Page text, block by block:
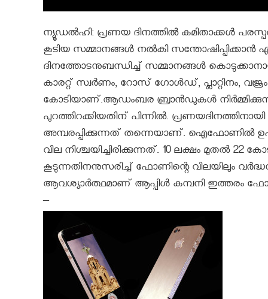
ന്യൂഡല്‍ഹി: പ്രണയ ദിനത്തിൽ കമിതാക്കൾ
കൂടിയ സമ്മാനങ്ങൾ നൽകി സന്തോഷിപ്പിക്കാൻ
ദിനത്തോടനുബന്ധിച്ച് സമ്മാനങ്ങൾ
കാരറ്റ് സ്വര്‍ണം, റോസ് ഗോള്‍ഡ്, പ്ലാറ്റിനം,
കോടിയാണ്.ആഡംബര ബ്രാന്‍ഡുകള്‍
പുറത്തിറക്കിയതിന് പിന്നില്‍.
അമ്പരപ്പിക്കുന്നത് തന്നെയാണ്. ഐഫോണില്‍
വില നിശ്ചയിച്ചിരിക്കുന്നത്. 10 ലക്ഷം മുതല്‍
കൂടുന്നതിനനുസരിച്ച് ഫോണിന്റെ വിലയിലും
ആവശ്യാര്‍ത്ഥമാണ് ആപ്പിള്‍ കമ്പനി ഇത്തരം
–